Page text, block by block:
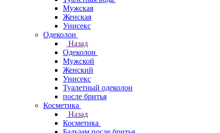
Мужская
Женская
Унисекс
Одеколон
Назад
Одеколон
Мужской
Женский
Унисекс
Туалетный одеколон
после бритья
Косметика
Назад
Косметика